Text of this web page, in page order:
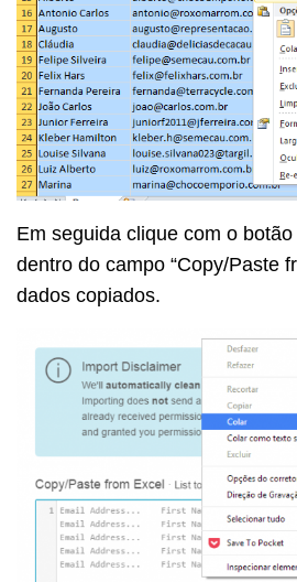
Em seguida clique com o
dentro do campo “Copy/Paste
dados copiados.